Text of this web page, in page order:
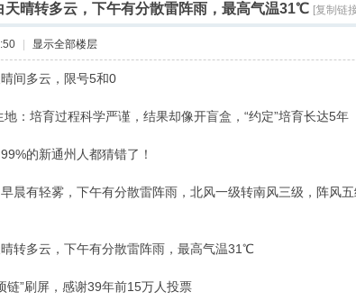
天晴转多云，下午有分散雷阵雨，最高气温31℃ [复制链
显示全部楼层
间多云，限号5和0
：培育过程科学严谨，结果却像开盲盒，“约定”培育长达5年
的新通州人都猜错了！
晨有轻雾，下午有分散雷阵雨，北风一级转南风三级，阵
转多云，下午有分散雷阵雨，最高气温31℃
链”刷屏，感谢39年前15万人投票